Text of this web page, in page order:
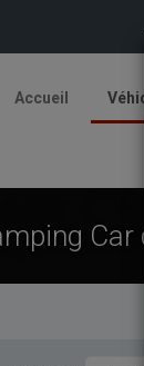
Accueil
Car